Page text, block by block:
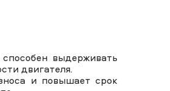
выдерживать
двигателя.
и повышает срок